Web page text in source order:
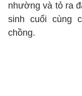
nhường và tỏ ra
sinh cuối cùng
chồng.